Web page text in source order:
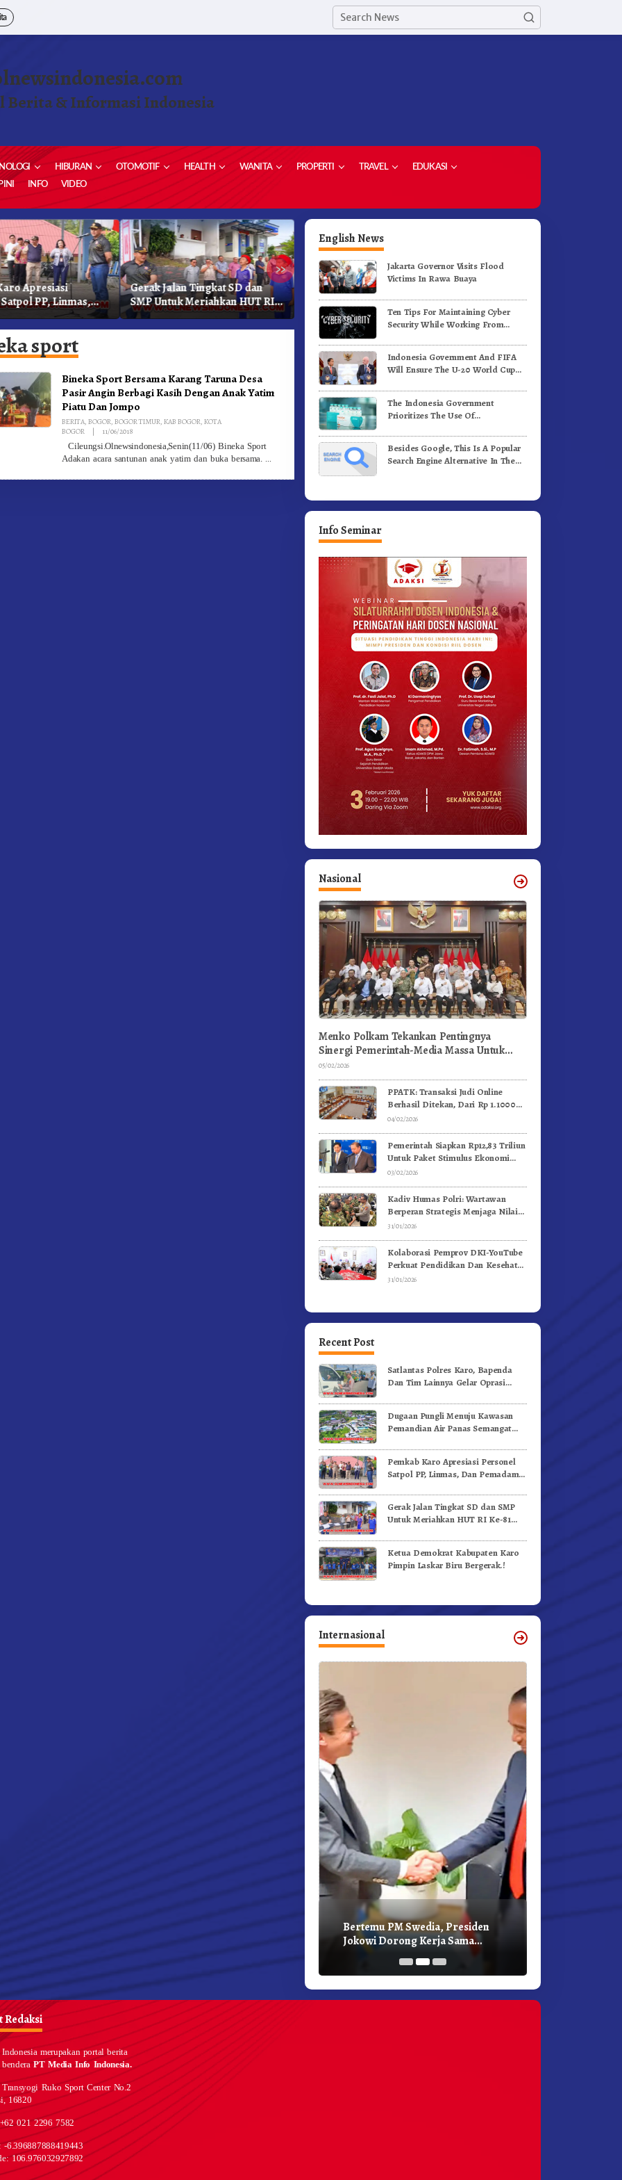
Berita & Informasi Indonesia
HIBURAN OTOMOTIF HEALTH WANITA PROPERTI TRAVEL
EDUKASI
INFO VIDEO
»
Apresiasi
PP, Linmas,
Kebakaran
Gerak Jalan Tingkat SD dan
SMP Untuk Meriahkan HUT RI
Ke-81 Dibuka Sekda Karo
Ketua Demokrat Kabupaten
Karo Pimpin Laskar Biru
Bergerak.!
Pemkab Karo Gelar Gerak
Jalan Kemerdekaan.!
sport
Bineka Sport Bersama Karang Taruna Desa
Pasir Angin Berbagi Kasih Dengan Anak Yatim
Piatu Dan Jompo
BERITA,BOGOR,BOGOR TIMUR,KAB BOGOR,KOTA
BOGOR
| 11/06/2018
Cileungsi.Olnewsindonesia,Senin(11/06) Bineka Sport
Adakan acara santunan anak yatim dan buka bersama.
English News
Jakarta Governor Visits Flood
Victims In Rawa Buaya
Ten Tips For Maintaining Cyber
Security While Working From
Indonesia Government And FIFA
Will Ensure The U-20 World Cup
Standards
The Indonesia Government
Prioritizes The Use Of
Vaccines
Besides Google, This Is A Popular
Search Engine Alternative In The
Info Seminar
Nasional
Menko Polkam Tekankan Pentingnya
Sinergi Pemerintah-Media Massa Untuk
Jaga Stabilitas Bangsa
05/02/2026
PPATK: Transaksi Judi Online
Berhasil Ditekan, Dari Rp 1.1000
Triliun Menjadi Rp 268 Triliun
04/02/2026
Pemerintah Siapkan Rp12,83 Triliun
Untuk Paket Stimulus Ekonomi
Kuartal I-2026
03/02/2026
Kadiv Humas Polri: Wartawan
Berperan Strategis Menjaga Nilai
Kebangsaan, Demokrasi, dan NKRI
31/01/2026
Kolaborasi Pemprov DKI-YouTube
Perkuat Pendidikan Dan Kesehatan
Mental
31/01/2026
Recent Post
Satlantas Polres Karo, Bapenda
Dan Tim Lainnya Gelar Oprasi
Dugaan Pungli Menuju Kawasan
Pemandian Air Panas Semangat
Videokan!
Pemkab Karo Apresiasi Personel
Satpol PP, Linmas, Dan Pemadam
Gerak Jalan Tingkat SD dan SMP
Untuk Meriahkan HUT RI Ke-81
Ketua Demokrat Kabupaten Karo
Pimpin Laskar Biru Bergerak.!
Internasional
Bertemu PM Swedia, Presiden
Jokowi Dorong Kerja Sama
Pembangunan Hijau
Redaksi
Indonesia merupakan portal berita
benderaPT Media Info Indonesia.
Ruko Sport Center No.2
16820
021 2296 7582
-6.396887888419443
106.976032927892